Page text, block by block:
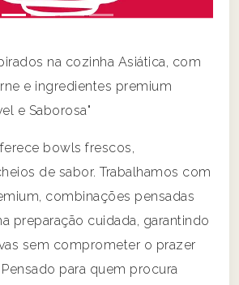
na cozinha Asiática, com
e ingredientes premium
e Saborosa"
bowls frescos,
de sabor. Trabalhamos com
combinações pensadas
preparação cuidada, garantindo
sem comprometer o prazer
para quem procura